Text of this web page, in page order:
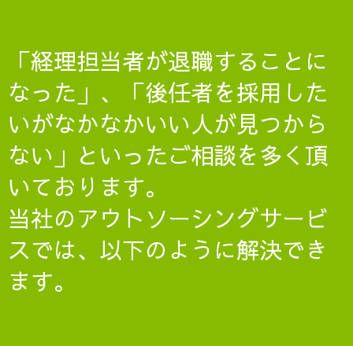
「経理担当者が退職することに
なった」、「後任者を採用した
いがなかなかいい人が見つから
ない」といったご相談を多く頂
いております。
当社のアウトソーシングサービ
スでは、以下のように解決でき
ます。